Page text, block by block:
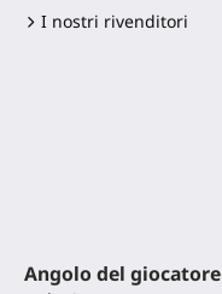
I nostri rivenditori
Angolo del giocatore